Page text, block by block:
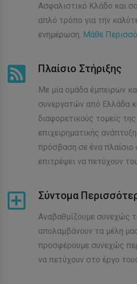
Ασφαλιστικό Κλάδο και
απλό τρόπο για την
ενημέρωση. Μάθε
Πλαίσιο Στήριξης
Με μία ομάδα έμπειρων
συνεργατών από Ελλάδα
διαφορετικούς τομείς
επιχειρηματικής
πρόσβαση σε ένα πλαίσιο
επιτρέψει να πετύχουν
Σύντομα
Αναβαθμίζουμε συνεχώς
απολαμβάνουν τα μέλη
προσφέρουμε συνεχώς
να πετύχουν στο έργο